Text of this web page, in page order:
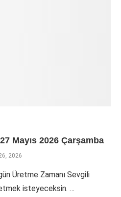
Mayıs 2026 Çarşamba
2026
Üretme Zamanı Sevgili
isteyeceksin. …